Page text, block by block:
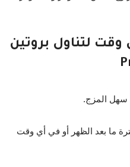
لتناول بروتين
ما بعد الظهر أو في أي وقت